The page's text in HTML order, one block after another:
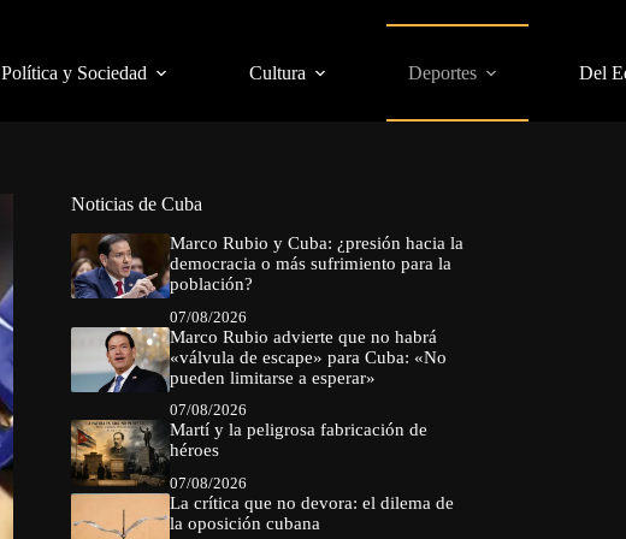
Política y Sociedad Cultura Deportes Del
Noticias de Cuba
Marco Rubio y Cuba: ¿presión hacia la
democracia o más sufrimiento para la
población?
07/08/2026
Marco Rubio advierte que no habrá
«válvula de escape» para Cuba: «No
pueden limitarse a esperar»
07/08/2026
Martí y la peligrosa fabricación de
héroes
07/08/2026
La crítica que no devora: el dilema de
la oposición cubana